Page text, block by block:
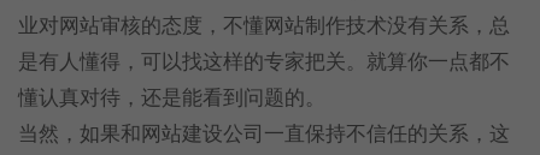
业对网站审核的态度，不懂网站制作技术没有关系，总
是有人懂得，可以找这样的专家把关。就算你一点都不
懂认真对待，还是能看到问题的。
当然，如果和网站建设公司一直保持不信任的关系，这